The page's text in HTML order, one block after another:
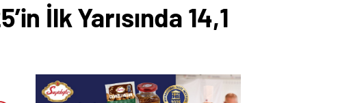
İlk Yarısında 14,1